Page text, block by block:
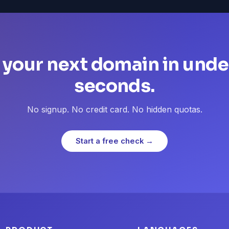
next domain in
seconds.
No signup. No credit card. No hidden quotas.
Start a free check →